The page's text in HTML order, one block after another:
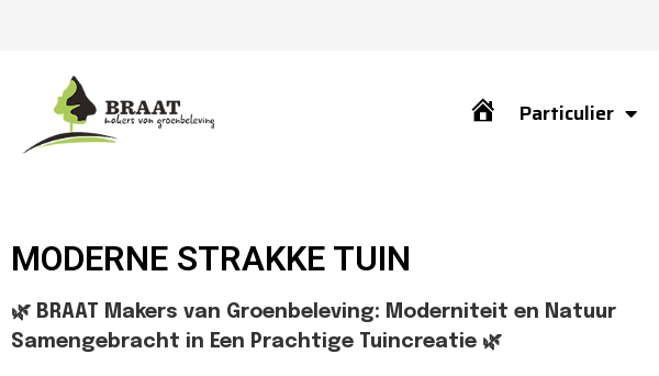
Home Particulier
MODERNE STRAKKE TUIN
🌿 BRAAT Makers van Groenbeleving: Moderniteit en Natuur
Samengebracht in Een Prachtige Tuincreatie 🌿